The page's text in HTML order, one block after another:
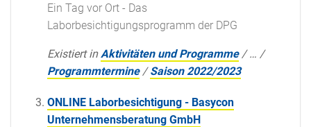
Ein Tag vor Ort - Das
Laborbesichtigungsprogramm der DPG
Existiert in Aktivitäten und Programme /… /
Programmtermine /Saison 2022/2023
ONLINE Laborbesichtigung - Basycon
Unternehmensberatung GmbH